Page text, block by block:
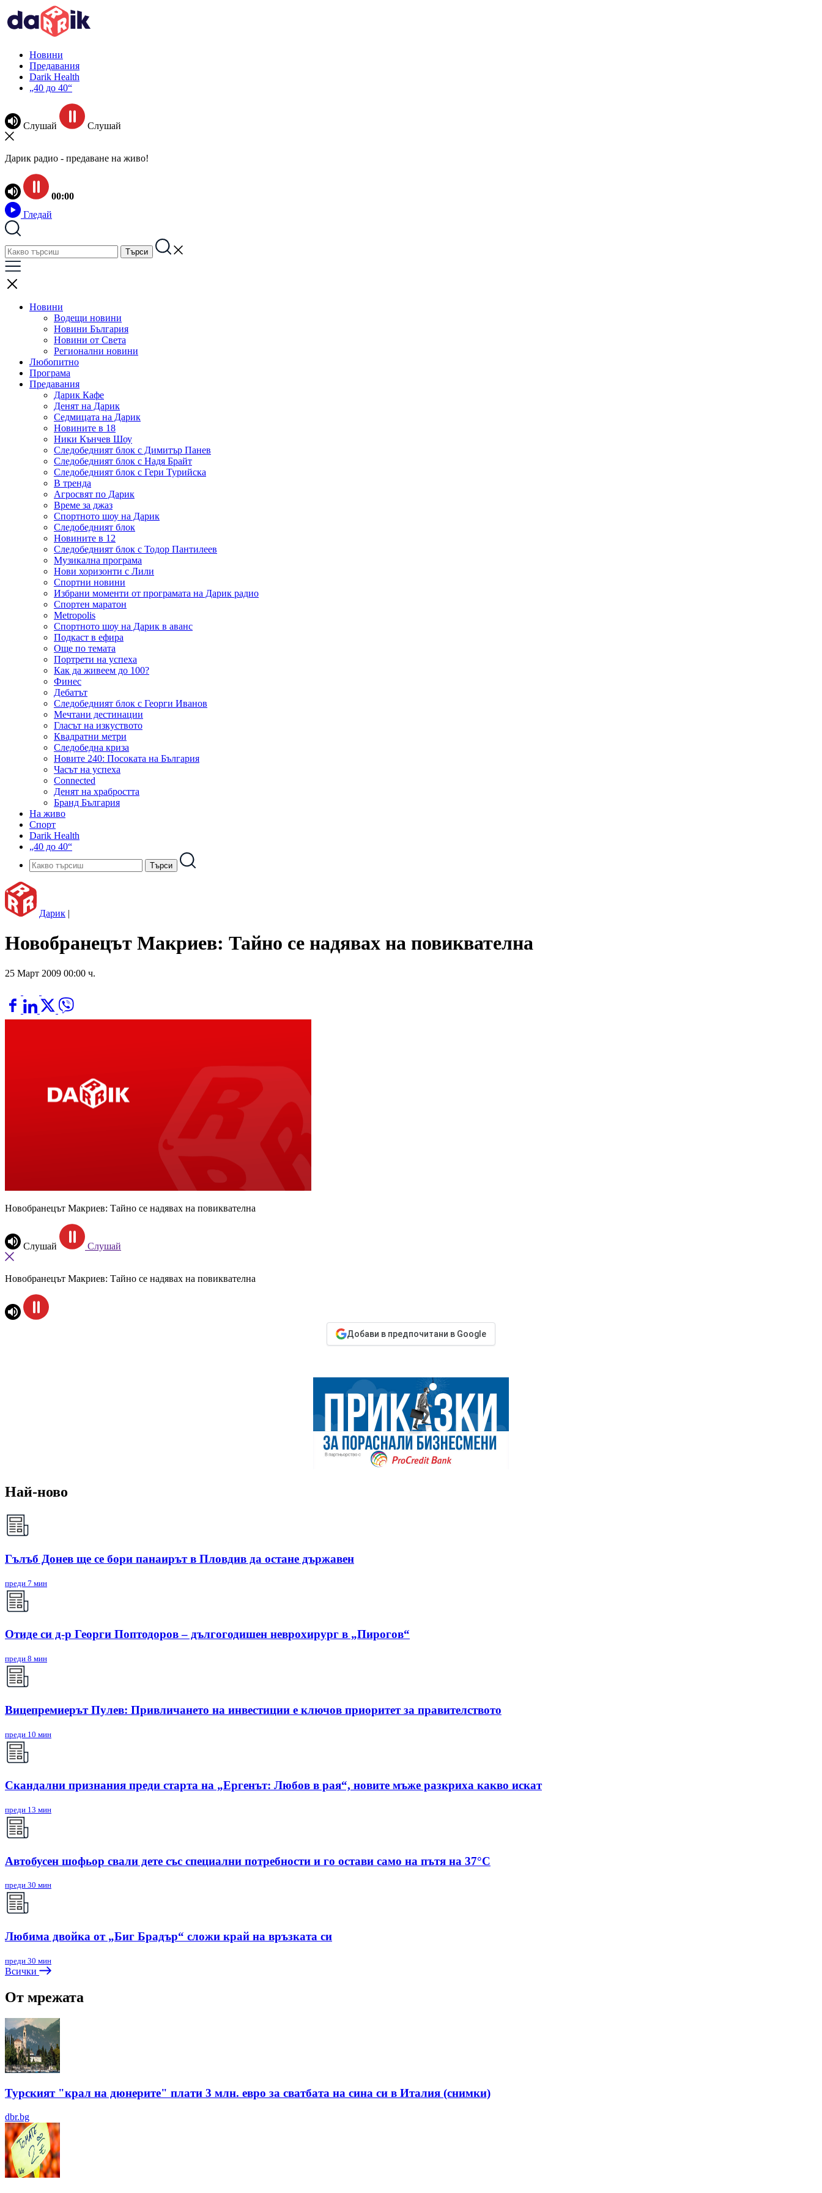
Новини
Предавания
Darik Health
„40 до 40“
Слушай Слушай
Дарик радио - предаване на живо!
00:00
Гледай
Новини
Водещи новини
Новини България
Новини от Света
Регионални новини
Любопитно
Програма
Предавания
Дарик Кафе
Денят на Дарик
Седмицата на Дарик
Новините в 18
Ники Кънчев Шоу
Следобедният блок с Димитър Панев
Следобедният блок с Надя Брайт
Следобедният блок с Гери Турийска
В тренда
Агросвят по Дарик
Време за джаз
Спортното шоу на Дарик
Следобедният блок
Новините в 12
Следобедният блок с Тодор Пантилеев
Музикална програма
Нови хоризонти с Лили
Спортни новини
Избрани моменти от програмата на Дарик радио
Спортен маратон
Metropolis
Спортното шоу на Дарик в аванс
Подкаст в ефира
Още по темата
Портрети на успеха
Как да живеем до 100?
Финес
Дебатът
Следобедният блок с Георги Иванов
Мечтани дестинации
Гласът на изкуството
Квадратни метри
Следобедна криза
Новите 240: Посоката на България
Часът на успеха
Connected
Денят на храбростта
Бранд България
На живо
Спорт
Darik Health
„40 до 40“
Дарик |
Новобранецът Макриев: Тайно се надявах на повиквателна
25 Март 2009 00:00 ч.
Новобранецът Макриев: Тайно се надявах на повиквателна
Слушай Слушай
Новобранецът Макриев: Тайно се надявах на повиквателна
Добави в предпочитани в Google
Най-ново
Гълъб Донев ще се бори панаирът в Пловдив да остане държавен
преди 7 мин
Отиде си д-р Георги Поптодоров – дългогодишен неврохирург в „Пирогов“
преди 8 мин
Вицепремиерът Пулев: Привличането на инвестиции е ключов приоритет за правителството
преди 10 мин
Скандални признания преди старта на „Ергенът: Любов в рая“, новите мъже разкриха какво искат
преди 13 мин
Автобусен шофьор свали дете със специални потребности и го остави само на пътя на 37°C
преди 30 мин
Любима двойка от „Биг Брадър“ сложи край на връзката си
преди 30 мин
Всички
От мрежата
Турският "крал на дюнерите" плати 3 млн. евро за сватбата на сина си в Италия (снимки)
dbr.bg